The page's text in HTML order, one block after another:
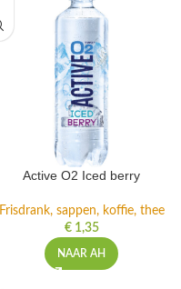
Active O2 Iced berry
Frisdrank, sappen, koffie, thee
€1,35
NAAR AH